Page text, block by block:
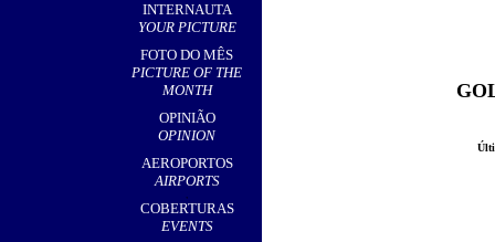
INTERNAUTA
YOUR PICTURE
FOTO DO MÊS
PICTURE OF THE
MONTH
OPINIÃO
OPINION
AEROPORTOS
AIRPORTS
,
COBERTURAS
EVENTS